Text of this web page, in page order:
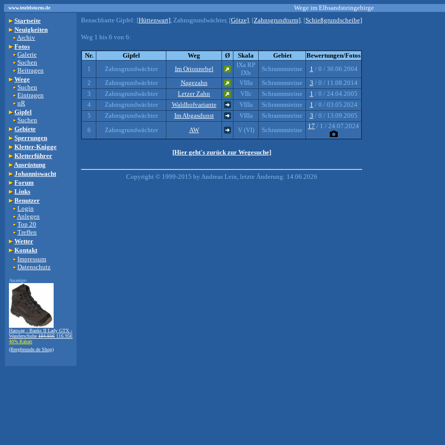
www.teufelsturm.de Wege im Elbsandsteingebirge
Startseite
Neuigkeiten
Archiv
Fotos
Galerie
Suchen
Beitragen
Wege
Suchen
Eintragen
nR
Gipfel
Suchen
Gebiete
Sperrungen
Kletter-Knigge
Kletterführer
Ausrüstung
Johanniswacht
Forum
Links
Benutzer
Login
Anlegen
Top 20
Treffen
Wetter
Kontakt
Impressum
Datenschutz
Anzeige:
Hanwag - Banks II Lady GTX -
Wanderschuhe 194.91€ 116.95€
40% Rabatt
(Bergfreunde.de Shop)
Benachbarte Gipfel: [Hüttenwart], Zahnsgrundwächter, [Götze], [Zahnsgrundturm], [Schießgrundscheibe]
Weg 1 bis 6 von 6:
Nr. Gipfel Weg Ø Skala Gebiet
Bewertungen/Fotos
1
Zahnsgrundwächter Im Orionnebel
IXa RP
IXb
Schrammsteine 1 / 0 / 30.06.2004
2
Zahnsgrundwächter Nagezahn VIIIa Schrammsteine 3 / 0 / 11.08.2014
3
Zahnsgrundwächter Letzer Zahn VIIc Schrammsteine 1 / 0 / 24.04.2005
4
Zahnsgrundwächter Waldhofvariante VIIIa Schrammsteine 1 / 0 / 03.05.2024
5
Zahnsgrundwächter Im Abgasdunst VIIIa Schrammsteine 3 / 0 / 13.09.2005
6
Zahnsgrundwächter AW V (VI) Schrammsteine
17 / 1 / 24.07.2024
[Hier geht's zurück zur Wegesuche]
Copyright © 1999-2015 by Andreas Lein, letzte Änderung: 14.06.2026